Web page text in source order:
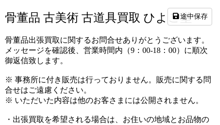
骨董品 古美術 古道具買取 ひよこ堂
骨董品出張買取に関するお問合せありがとうございます。
メッセージを確認後、営業時間内 （9：00-18：00）に順次
御返信致します。
※ 事務所に付き 販売は行っておりません。販売に関する問
合せはご遠慮ください。
※ いただいた内容は他のお客さまには公開されません。
・出張買取を希望される場合は、お住いの地域とお品物の
途中保存